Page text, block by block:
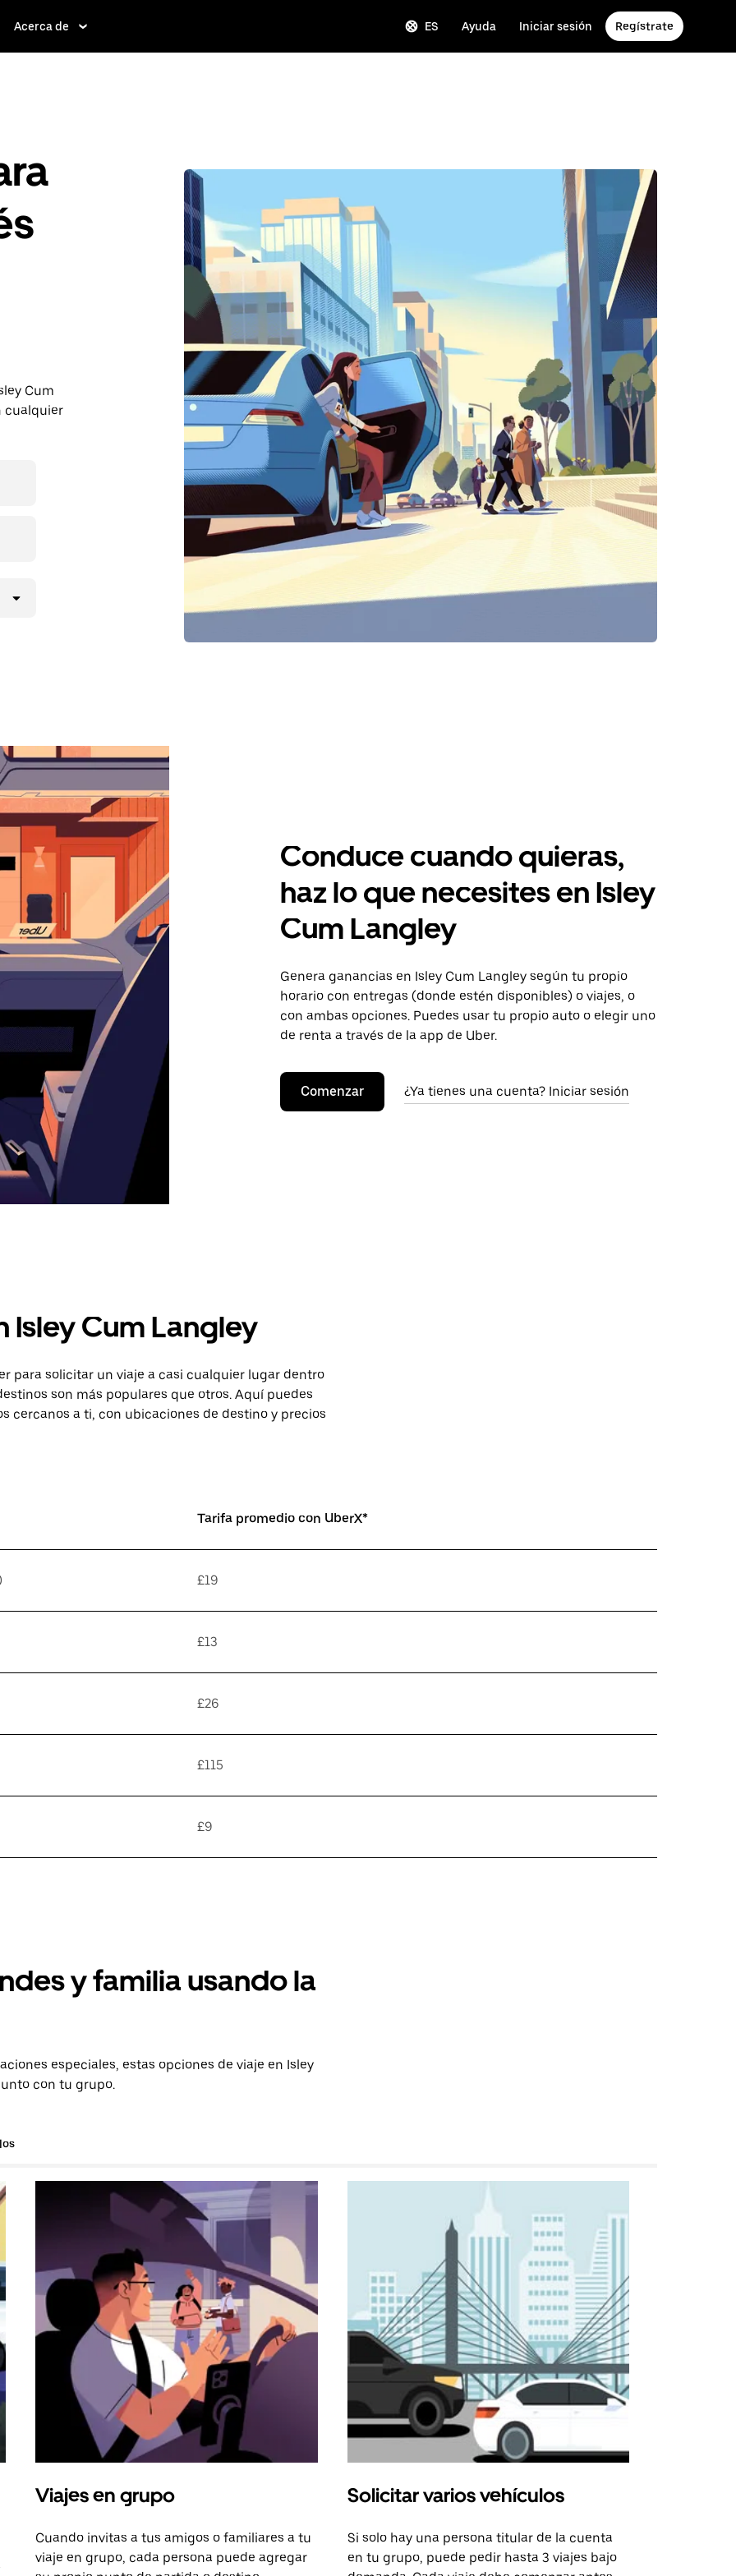
Acerca de ES Ayuda Iniciar sesión Regístrate
Cum
cualquier
Conduce cuando quieras,
haz lo que necesites en Isley
Cum Langley
Genera ganancias en Isley Cum Langley según tu propio
horario con entregas (donde estén disponibles) o viajes, o
con ambas opciones. Puedes usar tu propio auto o elegir uno
de renta a través de la app de Uber.
Comenzar ¿Ya tienes una cuenta? Iniciar sesión
Isley Cum Langley
para solicitar un viaje a casi cualquier lugar dentro
son más populares que otros. Aquí puedes
cercanos a ti, con ubicaciones de destino y precios
Tarifa promedio con UberX*
£19
£13
£26
£115
£9
y familia usando la
especiales, estas opciones de viaje en Isley
con tu grupo.
Viajes en grupo
Cuando invitas a tus amigos o familiares a tu
viaje en grupo, cada persona puede agregar
Solicitar varios vehículos
Si solo hay una persona titular de la cuenta
en tu grupo, puede pedir hasta 3 viajes bajo